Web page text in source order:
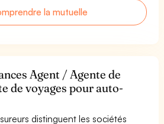
la mutuelle
Agent / Agente de
de voyages pour auto-
distinguent les sociétés